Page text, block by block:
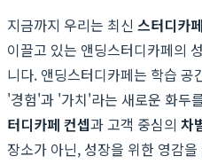
지금까지 우리는 최신 스터디카
이끌고 있는 앤딩스터디카페의
니다. 앤딩스터디카페는 학습
'경험'과 '가치'라는 새로운 화두
터디카페 컨셉과 고객 중심의 차
장소가 아닌, 성장을 위한 영감을